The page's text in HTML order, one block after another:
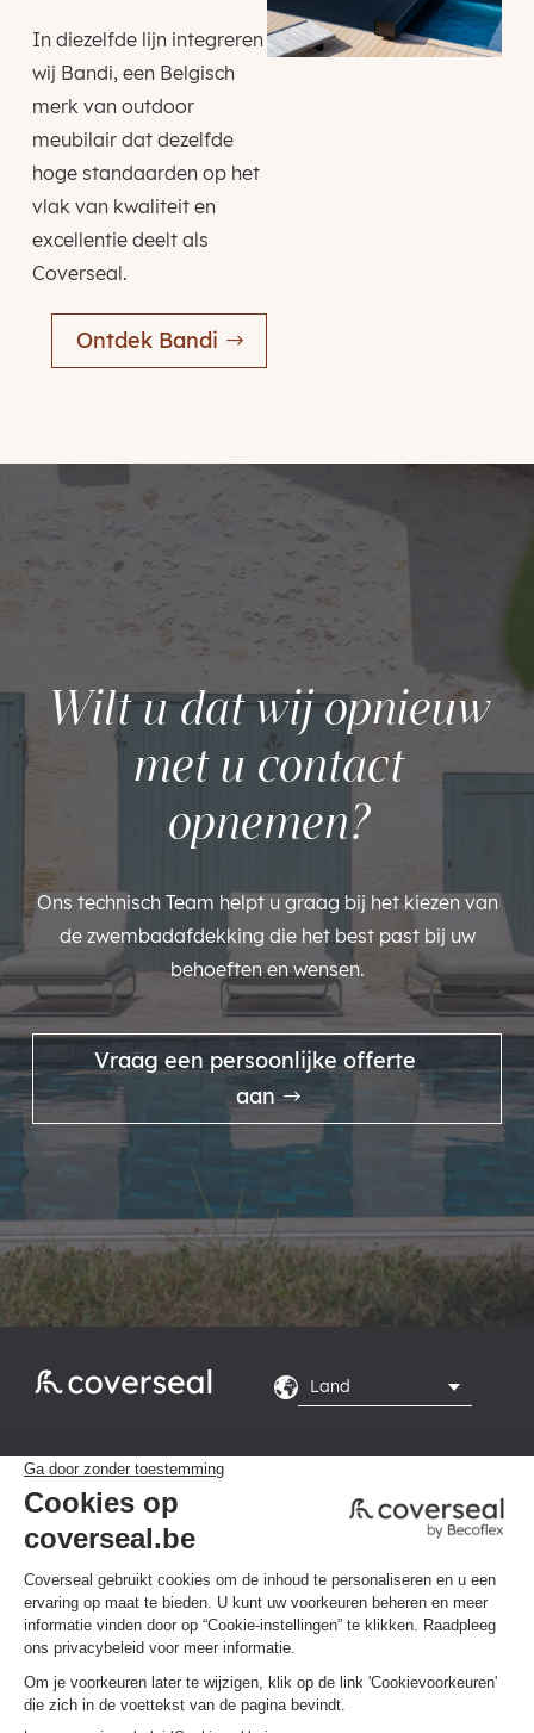
In diezelfde lijn integreren
wij Bandi, een Belgisch
merk van outdoor
meubilair dat dezelfde
hoge standaarden op het
vlak van kwaliteit en
excellentie deelt als
Coverseal.
Ontdek Bandi
Wilt u dat wij opnieuw
met u contact
opnemen?
Ons technisch Team helpt u graag bij het kiezen van
de zwembadafdekking die het best past bij uw
behoeften en wensen.
Vraag een persoonlijke offerte
aan

Rte du Grand Peuplier
8, 7110 La Louvière

Maandag tot en met
vrijdag van 8.00 tot
16.00 uur
Privacybeleid Algemene voorwaarden